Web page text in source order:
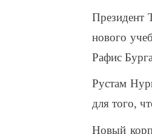
Президент
нового
Рафис
Рустам
для того,
Новый